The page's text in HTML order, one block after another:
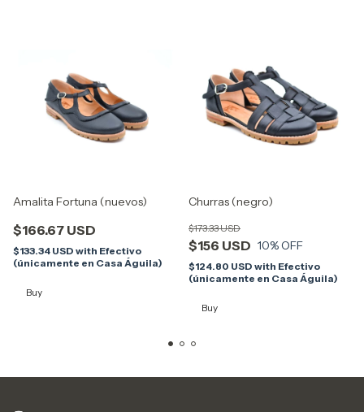
Amalita Fortuna (nuevos)
$166.67 USD
$133.34 USD with Efectivo
(únicamente en Casa Águila)
Buy
Churras (negro)
$156 USD
$173.33 USD
10% OFF
$124.80 USD with Efectivo
(únicamente en Casa Águila)
Buy